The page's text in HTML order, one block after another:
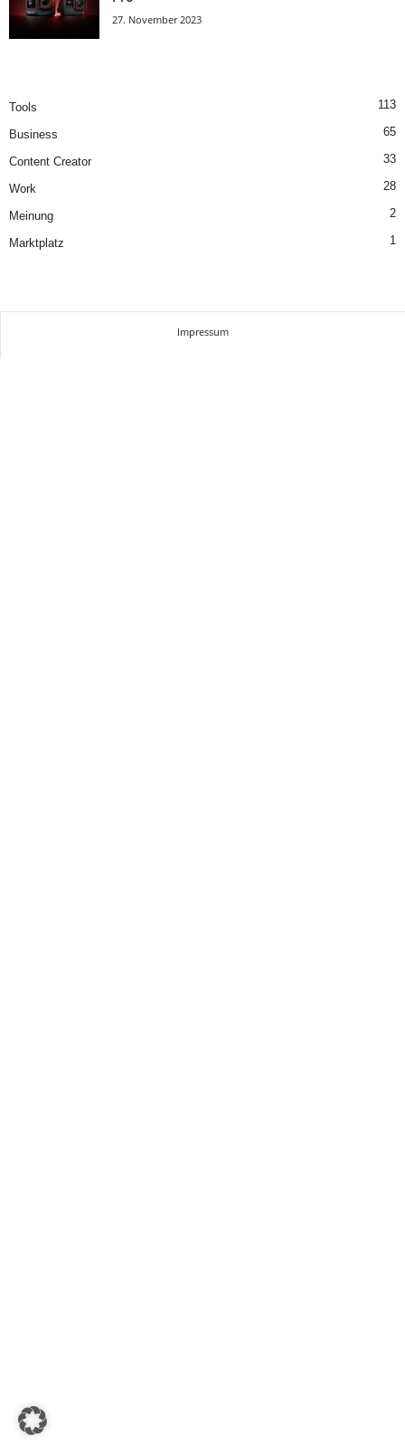
27. November 2023
Tools 113
Business 65
Content Creator 33
Work 28
Meinung 2
Marktplatz 1
Impressum